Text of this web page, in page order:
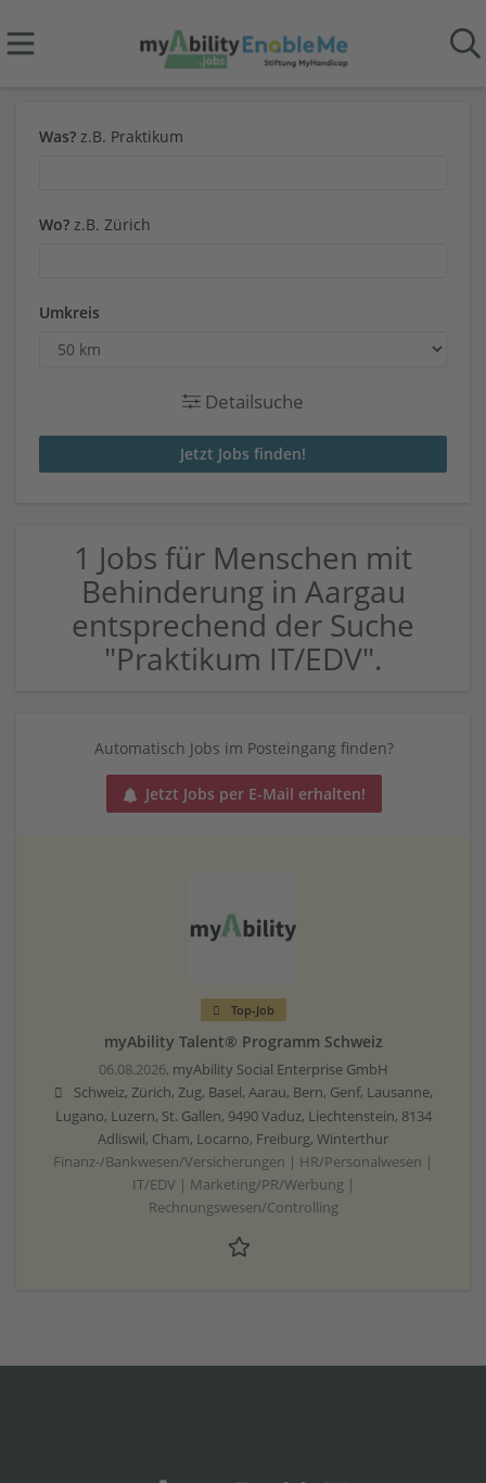
Was? z.B. Praktikum
Wo? z.B. Zürich
Umkreis
Detailsuche
1 Jobs für Menschen mit
Behinderung in Aargau
entsprechend der Suche
"Praktikum IT/EDV".
Automatisch Jobs im Posteingang finden?
Jetzt Jobs per E-Mail erhalten!
Top-Job
myAbility Talent® Programm Schweiz
06.08.2026, myAbility Social Enterprise GmbH
Schweiz, Zürich, Zug, Basel, Aarau, Bern, Genf, Lausanne,
Lugano, Luzern, St. Gallen, 9490 Vaduz, Liechtenstein, 8134
Adliswil, Cham, Locarno, Freiburg, Winterthur
Finanz-/Bankwesen/Versicherungen | HR/Personalwesen |
IT/EDV | Marketing/PR/Werbung |
Rechnungswesen/Controlling